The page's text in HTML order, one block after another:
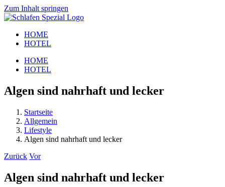
Zum Inhalt springen
HOME
HOTEL
HOME
HOTEL
Algen sind nahrhaft und lecker
Startseite
Allgemein
Lifestyle
Algen sind nahrhaft und lecker
Zurück Vor
Algen sind nahrhaft und lecker